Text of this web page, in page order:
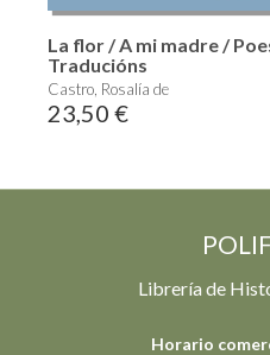
La flor / A mi madre /
Traducións
Castro, Rosalía de
23,50 €
Librería de
Horario